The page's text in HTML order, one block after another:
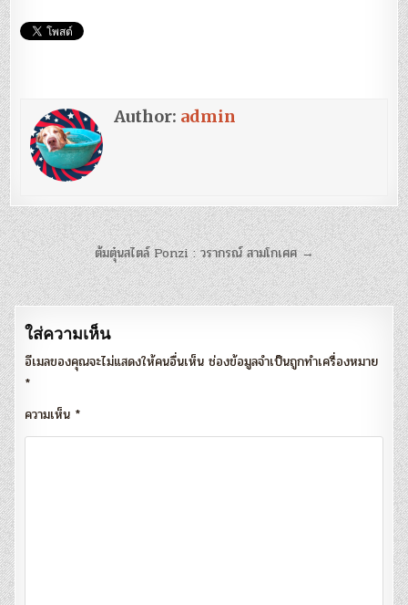
Author: admin
แนะแนว
เรื่อง
ต้มตุ๋นสไตล์ Ponzi‏ : วรากรณ์ สามโกเศศ →
ใส่ความเห็น
อีเมลของคุณจะไม่แสดงให้คนอื่นเห็น ช่องข้อมูลจำเป็นถูกทำเครื่องหมาย
*
ความเห็น *